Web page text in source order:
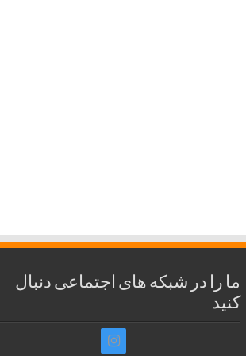
ما را در شبکه های اجتماعی دنبال
کنید